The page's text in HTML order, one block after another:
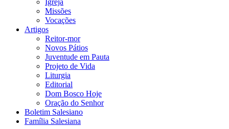
Igreja
Missões
Vocações
Artigos
Reitor-mor
Novos Pátios
Juventude em Pauta
Projeto de Vida
Liturgia
Editorial
Dom Bosco Hoje
Oração do Senhor
Boletim Salesiano
Família Salesiana